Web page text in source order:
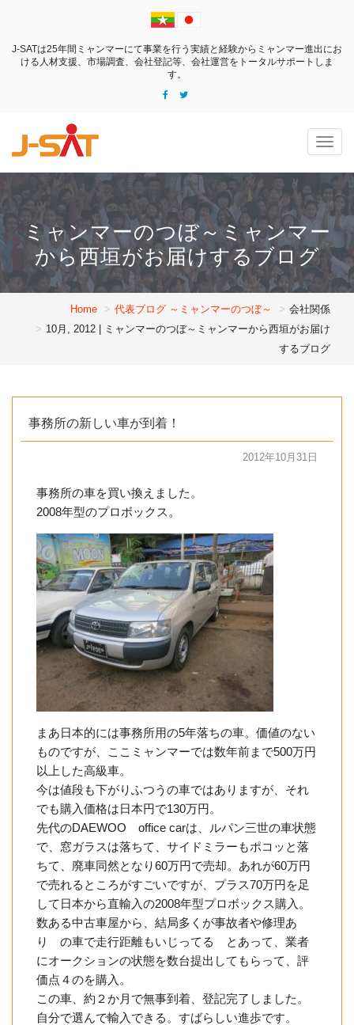
J-SATは25年間ミャンマーにて事業を行う実績と経験からミャンマー進出にお
ける 人材支援、市場調査、会社登記等、会社運営をトータルサポートしま
す。
ミャンマーのつぼ～ミャンマー
から西垣がお届けするブログ
Home 代表ブログ ～ミャンマーのつぼ～
会社関係
10月, 2012 | ミャンマーのつぼ～ミャンマーから西垣がお届け
するブログ
事務所の新しい車が到着！
2012年10月31日
事務所の車を買い換えました。
2008年型のプロボックス。
まあ日本的には事務所用の5年落ちの車。価値のない
ものですが、ここミャンマーでは数年前まで500万円
以上した高級車。
今は値段も下がりふつうの車ではありますが、それ
でも購入価格は日本円で130万円。
先代のDAEWOO office carは、ルパン三世の車状態
で、窓ガラスは落ちて、サイドミラーもポコッと落
ちて、廃車同然となり60万円で売却。あれが60万円
で売れるところがすごいですが、プラス70万円を足
して日本から直輸入の2008年型プロボックス購入。
数ある中古車屋から、結局多くが事故者や修理あ
り の車で走行距離もいじってる とあって、業者
にオークションの状態を数台提出してもらって、評
価点４のを購入。
この車、約２か月で無事到着、登記完了しました。
自分で選んで輸入できる。すばらしい進歩です。